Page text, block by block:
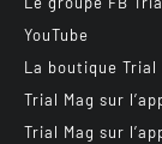
YouTube
La boutique Trial
Trial Mag sur
Trial Mag sur